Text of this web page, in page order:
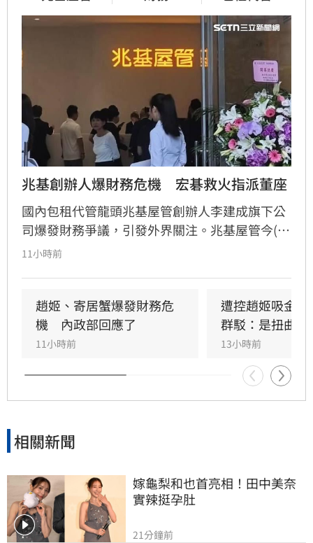
兆基創辦人爆財務危機　宏碁救火指派董座
國內包租代管龍頭兆基屋管創辦人李建成旗下公
司爆發財務爭議，引發外界關注。兆基屋管今(5)
日發布聲明澄清，公司與「趙姬投資」等企業財
響。同時，董事會宣布由宏碁派任的李文詳接任
董事長兼總經理，展現強化公司治理決心。兆基
屋管強調，公司經營團隊將遵循上市櫃規範，持
續落實內部稽核，並按既定規劃於明年上半年申
請公開發行及登錄興櫃，穩健邁向IPO之路，確
保投資人權益與市場信心不受動搖。
11小時前
趙姬、寄居蟹爆發財務危
機　內政部回應了
11小時前
遭控趙姬吸金
群駁：是扭曲抹
13小時前
相關新聞
嫁龜梨和也首亮相！田中美奈
實辣挺孕肚
21分鐘前